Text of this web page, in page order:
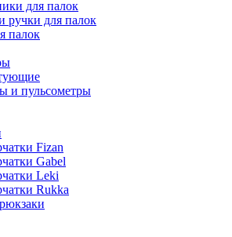
для палок
ручки для палок
палок
и пульсометры
Fizan
Gabel
Leki
Rukka